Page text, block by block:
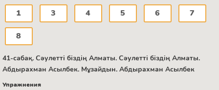
1 3 4 5 6 7
8
41-сабақ. Сәулетті біздің Алматы. Сәулетті біздің Алматы.
Абдырахман Асылбек. Мұзайдын. Абдырахман Асылбек
Упражнения